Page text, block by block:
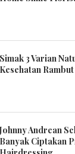
Simak 3 Varian
Kesehatan Rambut
Johnny Andrean
Banyak Ciptakan